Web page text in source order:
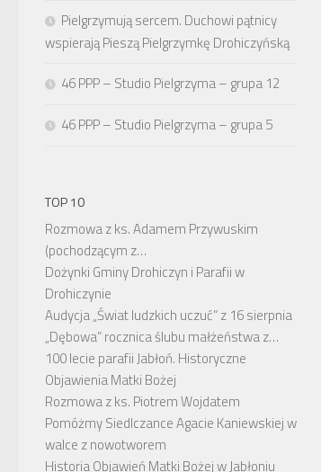
Pielgrzymują sercem. Duchowi pątnicy
wspierają Pieszą Pielgrzymkę Drohiczyńską
46 PPP – Studio Pielgrzyma – grupa 12
46 PPP – Studio Pielgrzyma – grupa 5
TOP 10
Rozmowa z ks. Adamem Przywuskim
(pochodzącym z…
Dożynki Gminy Drohiczyn i Parafii w
Drohiczynie
Audycja „Świat ludzkich uczuć” z 16 sierpnia
„Dębowa” rocznica ślubu małżeństwa z…
100 lecie parafii Jabłoń. Historyczne
Objawienia Matki Bożej
Rozmowa z ks. Piotrem Wojdatem
Pomóżmy Siedlczance Agacie Kaniewskiej w
walce z nowotworem
Historia Objawień Matki Bożej w Jabłoniu